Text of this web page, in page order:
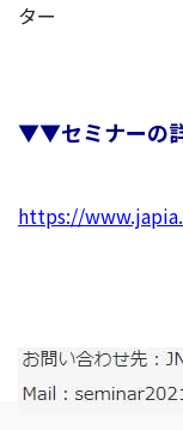
ター
▼▼セミナーの
https://